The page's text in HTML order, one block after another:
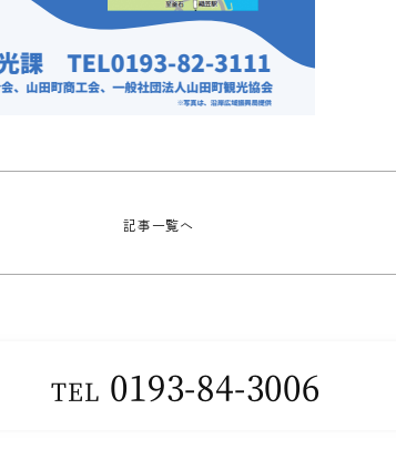
記事一覧へ
TEL 0193-84-3006